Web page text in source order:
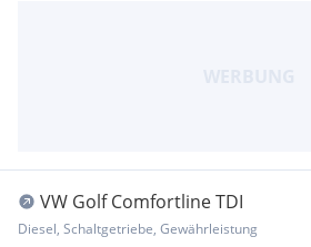
VW Golf Comfortline TDI
Diesel, Schaltgetriebe, Gewährleistung